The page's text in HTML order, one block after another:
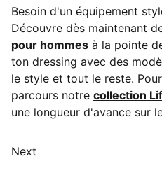
Besoin d'un équipement
Découvre dès maintenant
pour hommes à la pointe
ton dressing avec des
le style et tout le reste.
parcours notre collection
une longueur d'avance sur
Next